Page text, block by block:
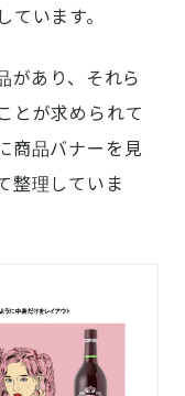
います。
があり、それら
とが求められて
商品バナーを見
整理していま